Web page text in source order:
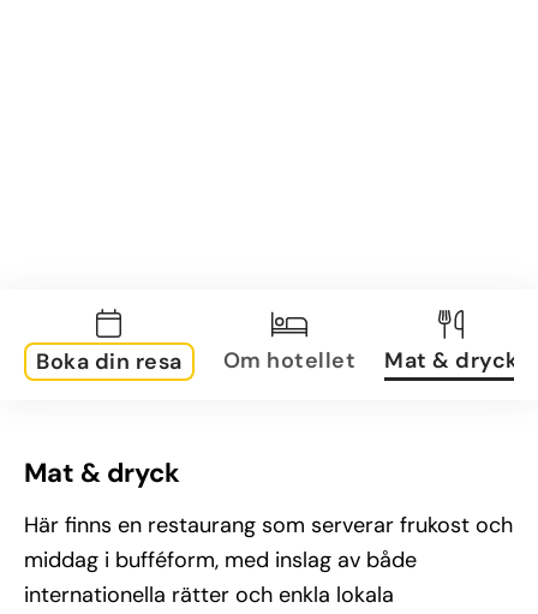
Boka din resa Om hotellet Mat & dryck
Mat & dryck
Här finns en restaurang som serverar frukost och
middag i bufféform, med inslag av både
internationella rätter och enkla lokala